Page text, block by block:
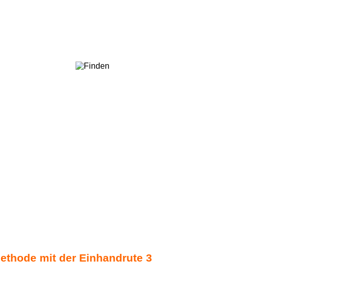
mit der Einhandrute 3